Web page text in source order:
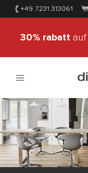
+49 7231 313061
30% rabatt